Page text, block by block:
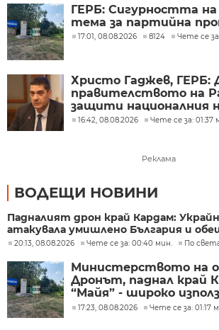
ГЕРБ: Сигурността на
тема за партийна
17:01, 08.08.2026 8124 Чете се
Христо Гаджев, ГЕРБ:
правителството на
защити националния
16:42, 08.08.2026 Чете се за: 01:37
Реклама
ВОДЕЩИ НОВИНИ
Падналият дрон край Кардам:
атакувала умишлено България и
20:13, 08.08.2026 Чете се за: 00:40 мин. По
Министерството на
Дронът, паднал край
“Майя” - широко
украинската армия
17:23, 08.08.2026 Чете се за: 01:17